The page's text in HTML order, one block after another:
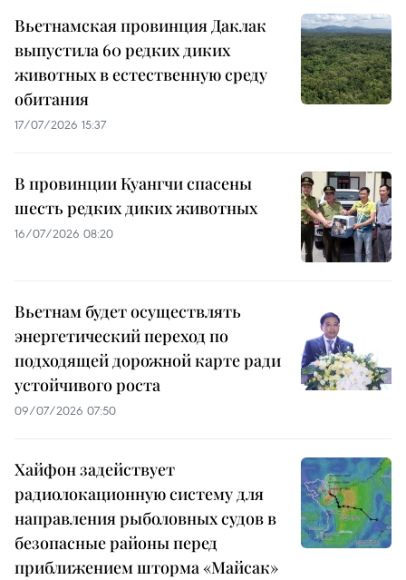
Вьетнамская провинция Даклак
выпустила 60 редких диких
животных в естественную среду
обитания
17/07/2026 15:37
В провинции Куангчи спасены
шесть редких диких животных
16/07/2026 08:20
Вьетнам будет осуществлять
энергетический переход по
подходящей дорожной карте ради
устойчивого роста
09/07/2026 07:50
Хайфон задействует
радиолокационную систему для
направления рыболовных судов в
безопасные районы перед
приближением шторма «Майсак»